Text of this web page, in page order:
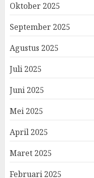
Oktober 2025
September 2025
Agustus 2025
Juli 2025
Juni 2025
Mei 2025
April 2025
Maret 2025
Februari 2025